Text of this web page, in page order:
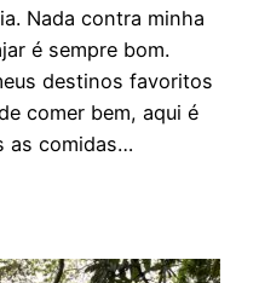
Nada contra minha
é sempre bom.
destinos favoritos
comer bem, aqui é
as comidas…